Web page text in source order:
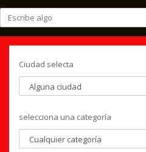
Ciudad selecta
selecciona una categoría